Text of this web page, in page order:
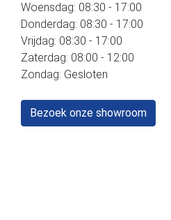
Woensdag: 08:30 - 17:00
Donderdag: 08:30 - 17:00
Vrijdag: 08:30 - 17:00
Zaterdag: 08:00 - 12:00
Zondag: Gesloten
Bezoek onze showroom